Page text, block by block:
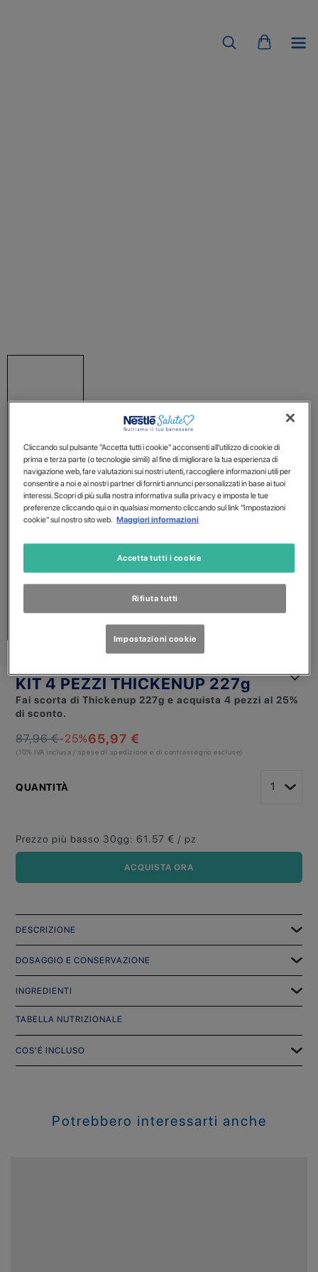
KIT 4 PEZZI THICKENUP 227g
Fai scorta di Thickenup 227g e acquista 4 pezzi al 25%
di sconto.
65,97 €
87,96 €-25%
(10% IVA inclusa / spese di spedizione e di contrassegno escluse)
QUANTITÀ
Prezzo più basso 30gg: 61.57 € / pz
ACQUISTA ORA
DESCRIZIONE
DOSAGGIO E CONSERVAZIONE
INGREDIENTI
TABELLA NUTRIZIONALE
COS'É INCLUSO
Potrebbero interessarti anche
Cliccando sul pulsante "Accetta tutti i cookie" acconsenti all'utilizzo di cookie di
prima e terza parte (o tecnologie simili) al fine di migliorare la tua esperienza di
navigazione web, fare valutazioni sui nostri utenti, raccogliere informazioni utili per
consentire a noi e ai nostri partner di fornirti annunci personalizzati in base ai tuoi
interessi. Scopri di più sulla nostra informativa sulla privacy e imposta le tue
preferenze cliccando qui o in qualsiasi momento cliccando sul link "Impostazioni
cookie" sul nostro sito web. Maggiori informazioni
Rifiuta tutti
Accetta tutti i cookie
Impostazioni cookie